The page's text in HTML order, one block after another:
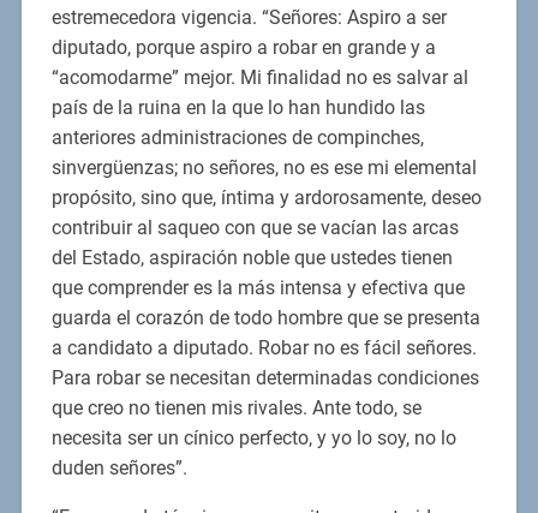
estremecedora vigencia. “Señores: Aspiro a ser
diputado, porque aspiro a robar en grande y a
“acomodarme” mejor. Mi finalidad no es salvar al
país de la ruina en la que lo han hundido las
anteriores administraciones de compinches,
sinvergüenzas; no señores, no es ese mi elemental
propósito, sino que, íntima y ardorosamente, deseo
contribuir al saqueo con que se vacían las arcas
del Estado, aspiración noble que ustedes tienen
que comprender es la más intensa y efectiva que
guarda el corazón de todo hombre que se presenta
a candidato a diputado. Robar no es fácil señores.
Para robar se necesitan determinadas condiciones
que creo no tienen mis rivales. Ante todo, se
necesita ser un cínico perfecto, y yo lo soy, no lo
duden señores”.